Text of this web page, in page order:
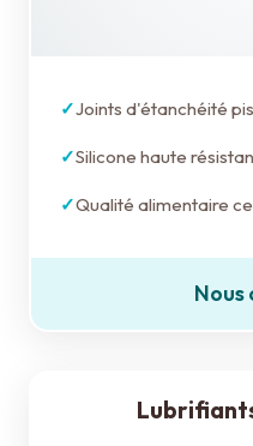
Joints d'étanchéité
Silicone haute
Qualité alimentaire
Nous